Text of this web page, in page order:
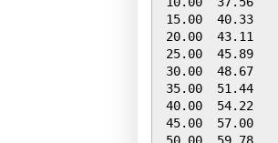
15.00  40.33
20.00  43.11
25.00  45.89
30.00  48.67
35.00  51.44
40.00  54.22
45.00  57.00
50.00  59.78